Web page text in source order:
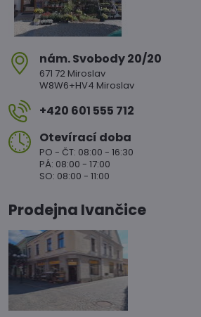
nám​. Svobody 20/20
671 72 Miroslav
W8W6+HV4 Miroslav
+420 601 555 712
Otevírací doba
PO - ČT: 08:00 - 16:30
PÁ: 08:00 - 17:00
SO: 08:00 - 11:00
Prodejna Ivančice